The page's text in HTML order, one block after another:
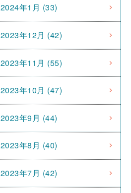
2024年1月 (33)
2023年12月 (42)
2023年11月 (55)
2023年10月 (47)
2023年9月 (44)
2023年8月 (40)
2023年7月 (42)